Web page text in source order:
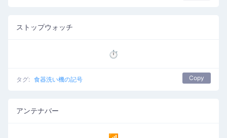
ストップウォッチ
⏱️
タグ: 食器洗い機の記号 Copy
アンテナバー